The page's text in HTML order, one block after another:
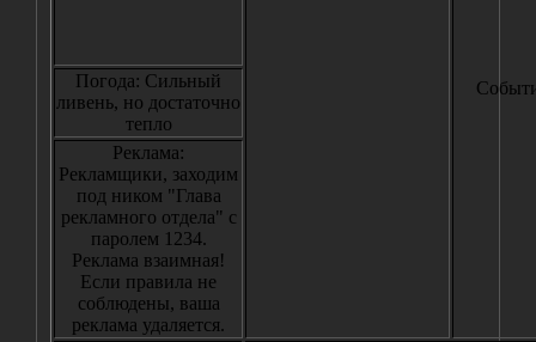
Погода: Сильный
ливень, но достаточно
тепло
Реклама:
Рекламщики, заходим
под ником "Глава
рекламного отдела" с
паролем 1234.
Реклама взаимная!
Если правила не
соблюдены, ваша
реклама удаляется.